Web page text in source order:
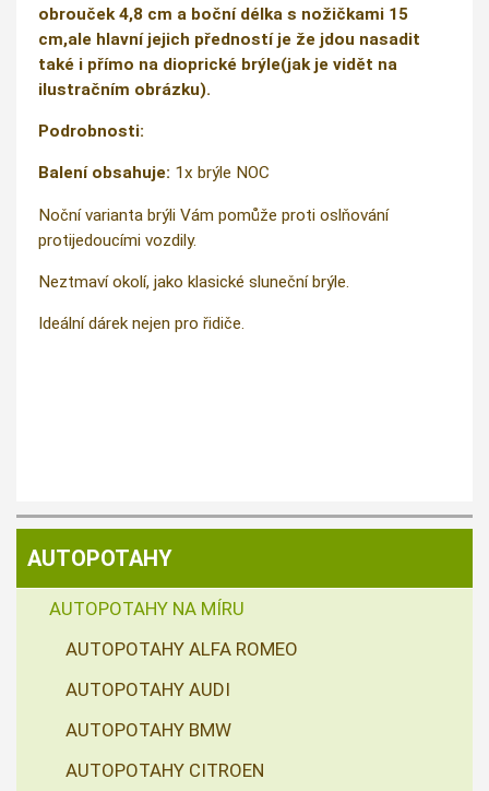
obrouček 4,8 cm a boční délka s nožičkami 15
cm,ale hlavní jejich předností je že jdou nasadit
také i přímo na dioprické brýle(jak je vidět na
ilustračním obrázku).
Podrobnosti:
Balení obsahuje: 1x brýle NOC
Noční varianta brýli Vám pomůže proti oslňování
protijedoucími vozdily.
Neztmaví okolí, jako klasické sluneční brýle.
Ideální dárek nejen pro řidiče.
AUTOPOTAHY
AUTOPOTAHY NA MÍRU
AUTOPOTAHY ALFA ROMEO
AUTOPOTAHY AUDI
AUTOPOTAHY BMW
AUTOPOTAHY CITROEN